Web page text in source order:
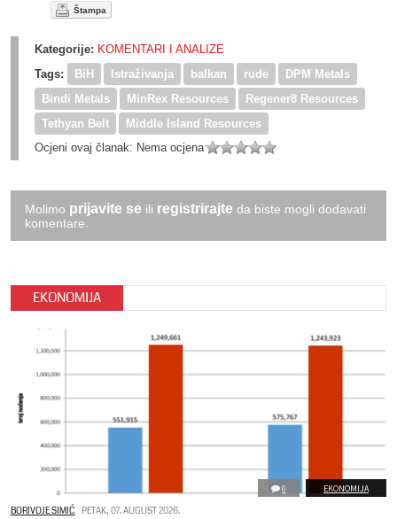
Štampa
Kategorije: KOMENTARI I ANALIZE
Tags:
BiH Istraživanja balkan rude
DPM Metals
Bindi Metals
MinRex Resources
Regener8 Resources
Tethyan Belt
Middle Island Resources
Ocjeni ovaj članak: Nema ocjena
Molimo prijavite se ili registrirajte da biste mogli dodavati
komentare.
EKONOMIJA
0 EKONOMIJA
BORIVOJE SIMIĆ PETAK, 07. AUGUST 2026.